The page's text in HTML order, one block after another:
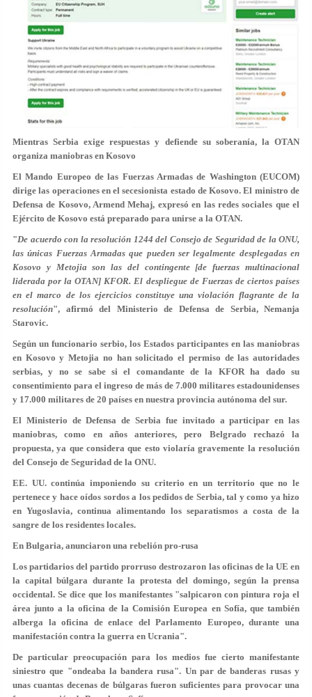
Mientras Serbia exige respuestas y defiende su soberanía, la OTAN
organiza maniobras en Kosovo
El Mando Europeo de las Fuerzas Armadas de Washington (EUCOM)
dirige las operaciones en el secesionista estado de Kosovo. El ministro de
Defensa de Kosovo, Armend Mehaj, expresó en las redes sociales que el
Ejército de Kosovo está preparado para unirse a la OTAN.
"De acuerdo con la resolución 1244 del Consejo de Seguridad de la ONU,
las únicas Fuerzas Armadas que pueden ser legalmente desplegadas en
Kosovo y Metojia son las del contingente [de fuerzas multinacional
liderada por la OTAN] KFOR. El despliegue de Fuerzas de ciertos países
en el marco de los ejercicios constituye una violación flagrante de la
resolución", afirmó del Ministerio de Defensa de Serbia, Nemanja
Starovic.
Según un funcionario serbio, los Estados participantes en las maniobras
en Kosovo y Metojia no han solicitado el permiso de las autoridades
serbias, y no se sabe si el comandante de la KFOR ha dado su
consentimiento para el ingreso de más de 7.000 militares estadounidenses
y 17.000 militares de 20 países en nuestra provincia autónoma del sur.
El Ministerio de Defensa de Serbia fue invitado a participar en las
maniobras, como en años anteriores, pero Belgrado rechazó la
propuesta, ya que considera que esto violaría gravemente la resolución
del Consejo de Seguridad de la ONU.
EE. UU. continúa imponiendo su criterio en un territorio que no le
pertenece y hace oídos sordos a los pedidos de Serbia, tal y como ya hizo
en Yugoslavia, continua alimentando los separatismos a costa de la
sangre de los residentes locales.
En Bulgaria, anunciaron una rebelión pro-rusa
Los partidarios del partido prorruso destrozaron las oficinas de la UE en
la capital búlgara durante la protesta del domingo, según la prensa
occidental. Se dice que los manifestantes "salpicaron con pintura roja el
área junto a la oficina de la Comisión Europea en Sofía, que también
alberga la oficina de enlace del Parlamento Europeo, durante una
manifestación contra la guerra en Ucrania".
De particular preocupación para los medios fue cierto manifestante
siniestro que "ondeaba la bandera rusa". Un par de banderas rusas y
unas cuantas decenas de búlgaras fueron suficientes para provocar una